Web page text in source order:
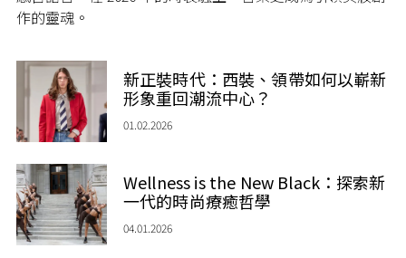
作的靈魂。
新正裝時代：西裝、領帶如何以嶄新
形象重回潮流中心？
01.02.2026
Wellness is the New Black：探索新
一代的時尚療癒哲學
04.01.2026